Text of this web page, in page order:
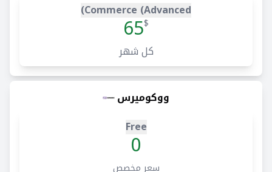
Commerce (Advanced)
$
65
كل شهر
ووكوميرس
Free
0
سعر مخصص